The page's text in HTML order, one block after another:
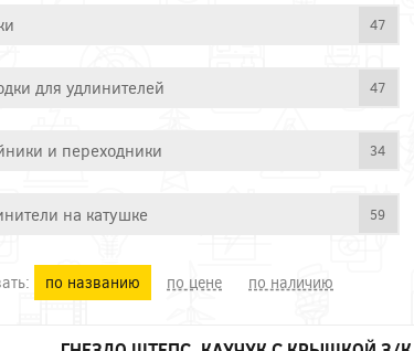
47
для удлинителей 47
и переходники 34
на катушке 59
по названию по цене по наличию